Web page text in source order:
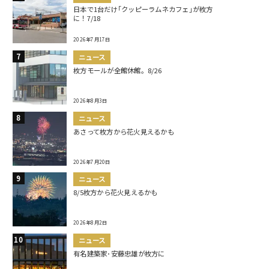
日本で1台だけ｢クッピーラムネカフェ｣が枚方
に！7/18
2026年7月17日
ニュース
枚方モールが全館休館。8/26
2026年8月3日
ニュース
あさって枚方から花火見えるかも
2026年7月20日
ニュース
8/5枚方から花火見えるかも
2026年8月2日
ニュース
有名建築家･安藤忠雄が枚方に